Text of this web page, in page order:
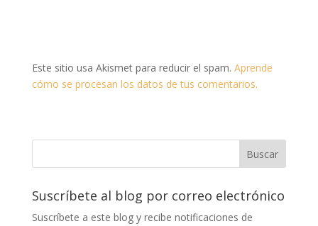
Este sitio usa Akismet para reducir el spam. Aprende
cómo se procesan los datos de tus comentarios.
Suscríbete al blog por correo electrónico
Suscríbete a este blog y recibe notificaciones de